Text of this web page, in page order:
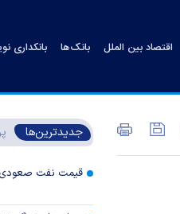
اقتصاد بین الملل بانک‌ها بانکداری
جدیدترین‌ها
قیمت نفت صعودی